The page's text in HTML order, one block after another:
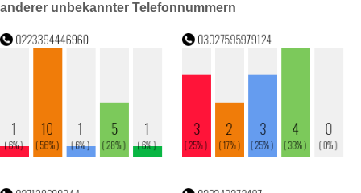
anderer unbekannter Telefonnummern